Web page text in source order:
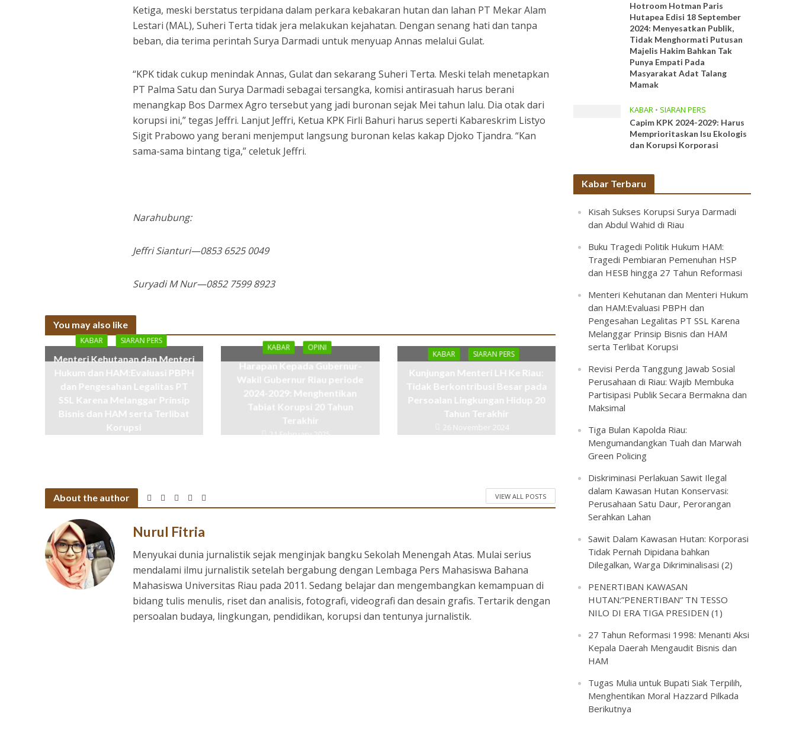
Ketiga, meski berstatus terpidana dalam perkara kebakaran hutan dan lahan PT Mekar Alam
Lestari (MAL), Suheri Terta tidak jera melakukan kejahatan. Dengan senang hati dan tanpa
beban, dia terima perintah Surya Darmadi untuk menyuap Annas melalui Gulat.
“KPK tidak cukup menindak Annas, Gulat dan sekarang Suheri Terta. Meski telah menetapkan
PT Palma Satu dan Surya Darmadi sebagai tersangka, komisi antirasuah harus berani
menangkap Bos Darmex Agro tersebut yang jadi buronan sejak Mei tahun lalu. Dia otak dari
korupsi ini,” tegas Jeffri. Lanjut Jeffri, Ketua KPK Firli Bahuri harus seperti Kabareskrim Listyo
Sigit Prabowo yang berani menjemput langsung buronan kelas kakap Djoko Tjandra. “Kan
sama-sama bintang tiga,” celetuk Jeffri.
Narahubung:
Jeffri Sianturi—0853 6525 0049
Suryadi M Nur—0852 7599 8923
You may also like
KABAR SIARAN PERS
Menteri Kehutanan dan Menteri
Hukum dan HAM:Evaluasi PBPH
dan Pengesahan Legalitas PT
SSL Karena Melanggar Prinsip
Bisnis dan HAM serta Terlibat
Korupsi
KABAR OPINI
Harapan Kepada Gubernur-
Wakil Gubernur Riau periode
2024-2029: Menghentikan
Tabiat Korupsi 20 Tahun
Terakhir
21 February 2025
KABAR SIARAN PERS
Kunjungan Menteri LH Ke Riau:
Tidak Berkontribusi Besar pada
Persoalan Lingkungan Hidup 20
Tahun Terakhir
26 November 2024
About the author VIEW ALL POSTS
Nurul Fitria
Menyukai dunia jurnalistik sejak menginjak bangku Sekolah Menengah Atas. Mulai serius
mendalami ilmu jurnalistik setelah bergabung dengan Lembaga Pers Mahasiswa Bahana
Mahasiswa Universitas Riau pada 2011. Sedang belajar dan mengembangkan kemampuan di
bidang tulis menulis, riset dan analisis, fotografi, videografi dan desain grafis. Tertarik dengan
persoalan budaya, lingkungan, pendidikan, korupsi dan tentunya jurnalistik.
Hotroom Hotman Paris
Hutapea Edisi 18 September
2024: Menyesatkan Publik,
Tidak Menghormati Putusan
Majelis Hakim Bahkan Tak
Punya Empati Pada
Masyarakat Adat Talang
Mamak
KABAR • SIARAN PERS
Capim KPK 2024-2029: Harus
Memprioritaskan Isu Ekologis
dan Korupsi Korporasi
Kabar Terbaru
Kisah Sukses Korupsi Surya Darmadi
dan Abdul Wahid di Riau
Buku Tragedi Politik Hukum HAM:
Tragedi Pembiaran Pemenuhan HSP
dan HESB hingga 27 Tahun Reformasi
Menteri Kehutanan dan Menteri Hukum
dan HAM:Evaluasi PBPH dan
Pengesahan Legalitas PT SSL Karena
Melanggar Prinsip Bisnis dan HAM
serta Terlibat Korupsi
Revisi Perda Tanggung Jawab Sosial
Perusahaan di Riau: Wajib Membuka
Partisipasi Publik Secara Bermakna dan
Maksimal
Tiga Bulan Kapolda Riau:
Mengumandangkan Tuah dan Marwah
Green Policing
Diskriminasi Perlakuan Sawit Ilegal
dalam Kawasan Hutan Konservasi:
Perusahaan Satu Daur, Perorangan
Serahkan Lahan
Sawit Dalam Kawasan Hutan: Korporasi
Tidak Pernah Dipidana bahkan
Dilegalkan, Warga Dikriminalisasi (2)
PENERTIBAN KAWASAN
HUTAN:”PENERTIBAN” TN TESSO
NILO DI ERA TIGA PRESIDEN (1)
27 Tahun Reformasi 1998: Menanti Aksi
Kepala Daerah Mengaudit Bisnis dan
HAM
Tugas Mulia untuk Bupati Siak Terpilih,
Menghentikan Moral Hazzard Pilkada
Berikutnya